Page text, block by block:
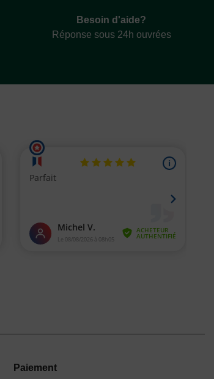
Besoin d'aide?
Réponse sous 24h ouvrées
Paiement